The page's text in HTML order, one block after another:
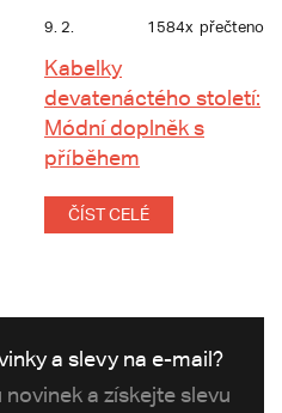
9. 2. 1584x přečteno
Kabelky
devatenáctého století:
Módní doplněk s
příběhem
ČÍST CELÉ
a slevy na e-mail?
a získejte slevu